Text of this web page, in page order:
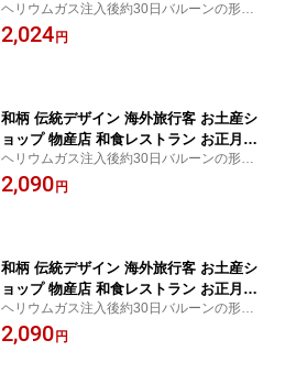
×H31cm 0201213701 1セット(5袋入)
ヘリウムガス注入後約30日バルーンの形状
を維持し、浮遊します。
2,024 円
和柄 伝統デザイン 海外旅行客 お土産シ
ョップ 物産店 和食レストラン お正月 1
か月浮遊 Ibrexバルーン 14インチ東洲斎
写楽 奴一平パッケージ入 スクエア W27
ヘリウムガス注入後約30日バルーンの形状
を維持し、浮遊します。
2,090 円
和柄 伝統デザイン 海外旅行客 お土産シ
ョップ 物産店 和食レストラン お正月 1
か月浮遊 Ibrexバルーン 14インチ葛飾北
斎 赤富士パッケージ入 スクエア W27c
ヘリウムガス注入後約30日バルーンの形状
を維持し、浮遊します。
2,090 円